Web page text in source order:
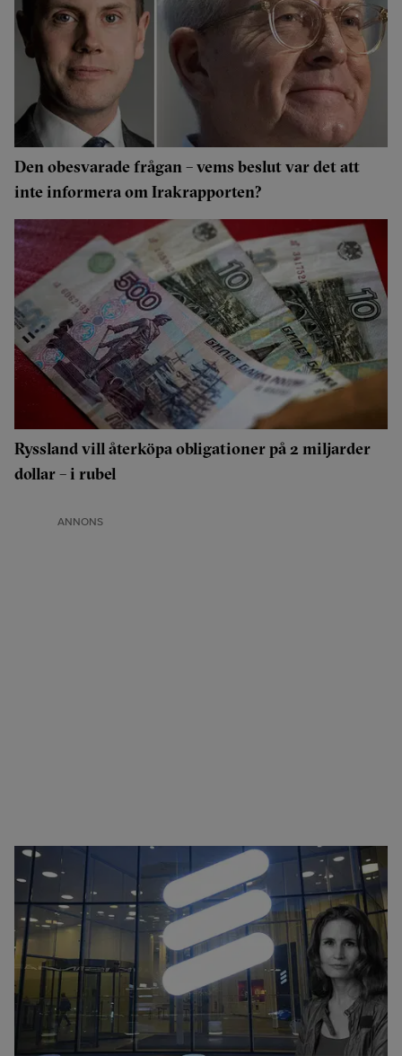
Den obesvarade frågan – vems beslut var det att
inte informera om Irakrapporten?
Ryssland vill återköpa obligationer på 2 miljarder
dollar – i rubel
ANNONS